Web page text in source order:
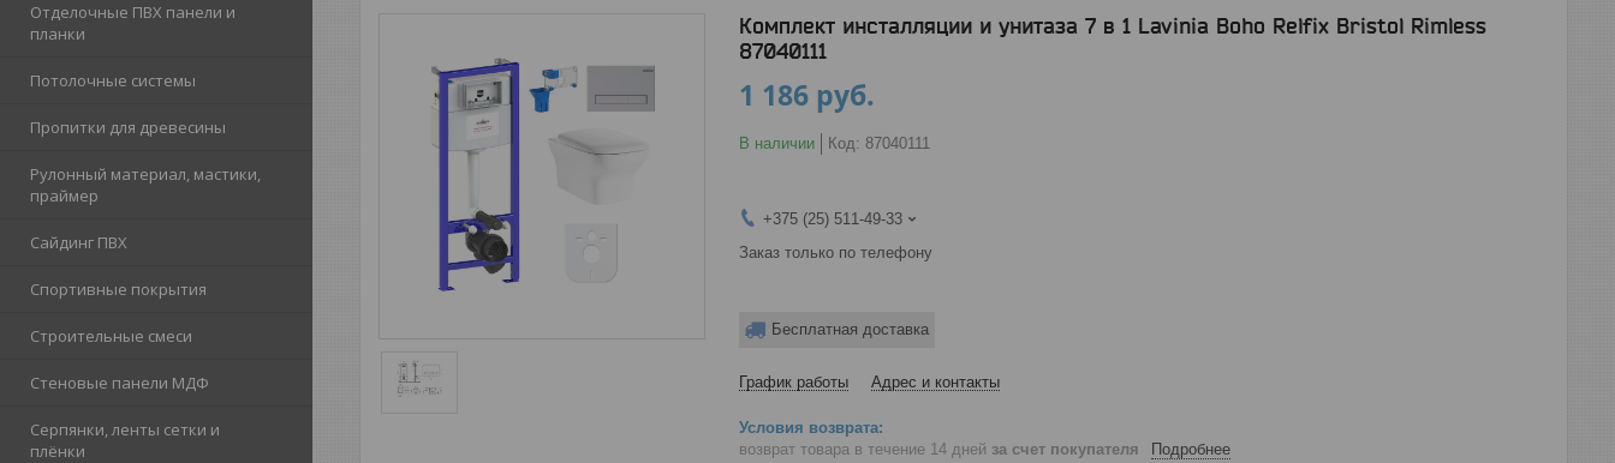
Отделочные ПВХ панели и
планки
Потолочные системы
Пропитки для древесины
Рулонный материал, мастики,
праймер
Сайдинг ПВХ
Спортивные покрытия
Строительные смеси
Стеновые панели МДФ
Серпянки, ленты сетки и
плёнки
Комплект инсталляции и унитаза 7 в 1 Lavinia Boho Relfix Bristol Rimless
87040111
1 186 руб.
В наличии Код: 87040111
+375 (25) 511-49-33
Заказ только по телефону
Бесплатная доставка
График работы Адрес и контакты
возврат товара в течение 14 дней за счет покупателя Подробнее